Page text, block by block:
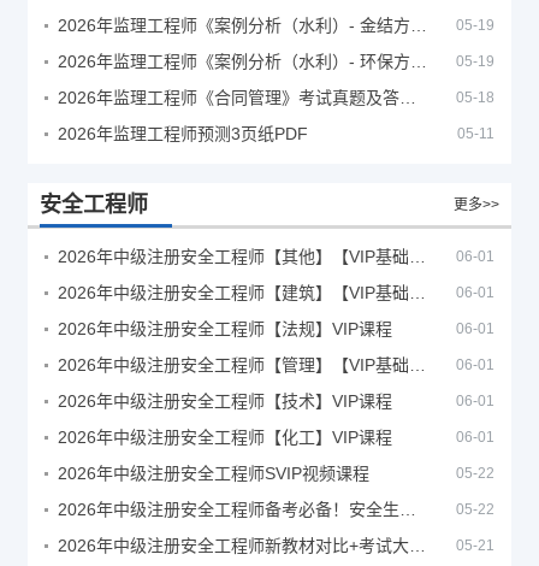
05-19
05-19
05-18
2026年监理工程师预测3页纸PDF 05-11
安全工程师 更多>>
06-01
06-01
2026年中级注册安全工程师【法规】VIP课程 06-01
06-01
2026年中级注册安全工程师【技术】VIP课程 06-01
2026年中级注册安全工程师【化工】VIP课程 06-01
2026年中级注册安全工程师SVIP视频课程 05-22
05-22
05-21